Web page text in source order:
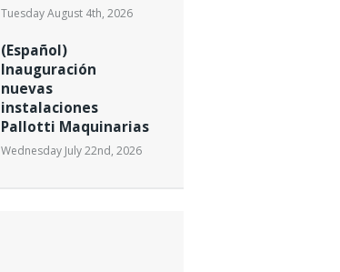
Tuesday August 4th, 2026
(Español)
Inauguración
nuevas
instalaciones
Pallotti Maquinarias
Wednesday July 22nd, 2026